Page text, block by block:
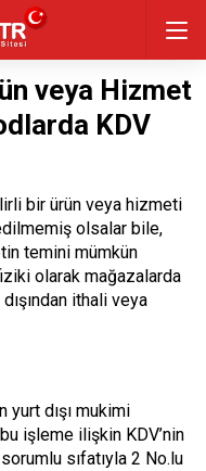
veya Hizmet
KDV
bir ürün veya hizmeti
olsalar bile,
temini mümkün
olarak mağazalarda
ithali veya
yurt dışı mukimi
işleme ilişkin KDV’nin
sıfatıyla 2 No.lu